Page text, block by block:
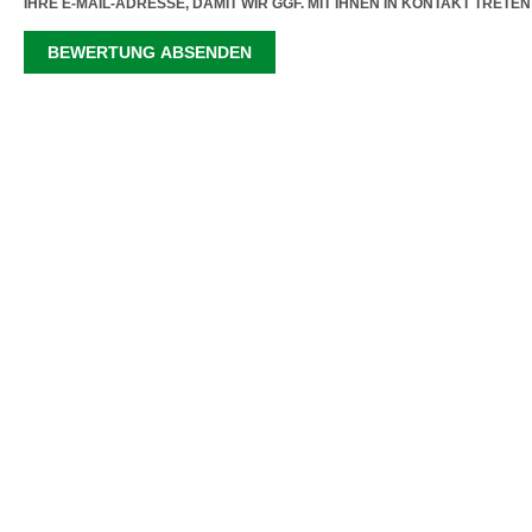
IHRE E-MAIL-ADRESSE, DAMIT WIR GGF. MIT IHNEN IN KONTAKT